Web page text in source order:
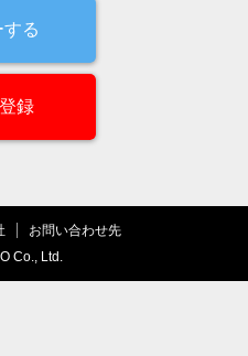
る
録
お問い合わせ先
Co., Ltd.